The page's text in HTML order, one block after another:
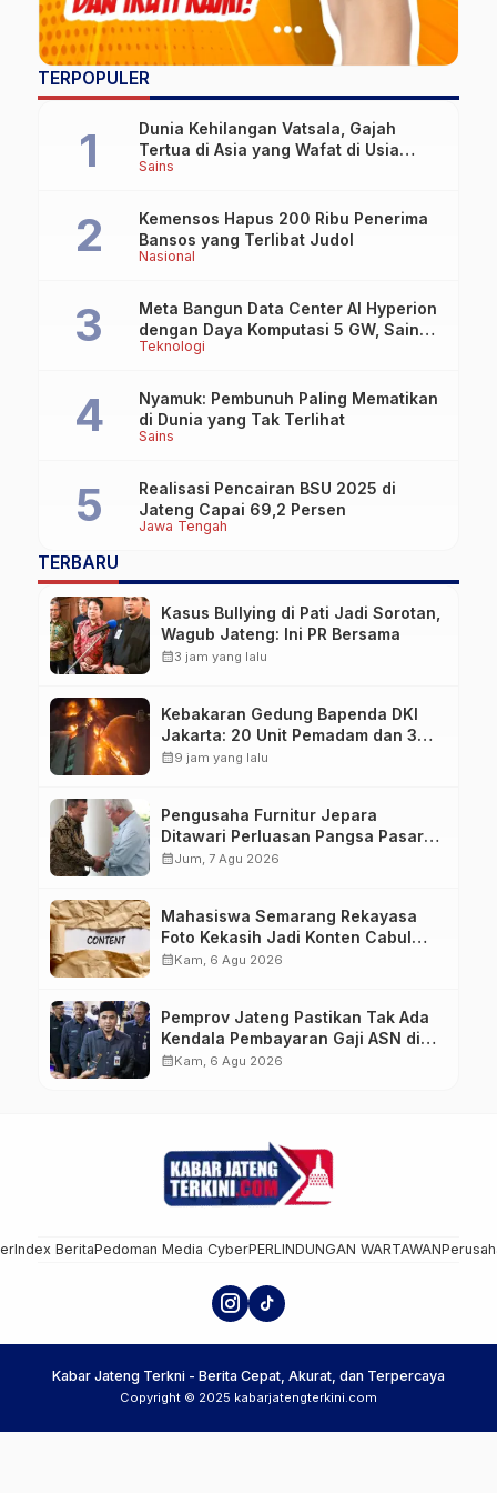
TERPOPULER
Sains
Dunia Kehilangan Vatsala, Gajah
Tertua di Asia yang Wafat di Usia
Lebih dari 100 Tahun
Nasional
Kemensos Hapus 200 Ribu Penerima
Bansos yang Terlibat Judol
Teknologi
Meta Bangun Data Center AI Hyperion
dengan Daya Komputasi 5 GW, Saingi
OpenAI dan Google
Sains
Nyamuk: Pembunuh Paling Mematikan
di Dunia yang Tak Terlihat
Jawa Tengah
Realisasi Pencairan BSU 2025 di
Jateng Capai 69,2 Persen
TERBARU
Kasus Bullying di Pati Jadi Sorotan,
Wagub Jateng: Ini PR Bersama
calendar_month3 jam yang lalu
Kebakaran Gedung Bapenda DKI
Jakarta: 20 Unit Pemadam dan 3
Bronto Skylift Dikerahkan, Angin
calendar_month9 jam yang lalu
Pengusaha Furnitur Jepara
Ditawari Perluasan Pangsa Pasar
Hingga ke IKN
calendar_monthJum, 7 Agu 2026
Mahasiswa Semarang Rekayasa
Foto Kekasih Jadi Konten Cabul
karena Sakit Hati
calendar_monthKam, 6 Agu 2026
Pemprov Jateng Pastikan Tak Ada
Kendala Pembayaran Gaji ASN di
Tengah Pemangkasan Transfer ke
calendar_monthKam, 6 Agu 2026
Index BeritaPedoman Media CyberPERLINDUNGAN WARTAWAN
Kabar Jateng Terkni - Berita Cepat, Akurat, dan Terpercaya
Copyright © 2025 kabarjatengterkini.com